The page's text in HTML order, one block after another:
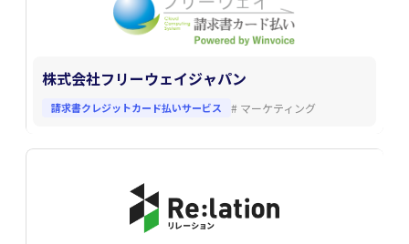
株式会社フリーウェイジャパン
請求書クレジットカード払いサービス # マーケティング